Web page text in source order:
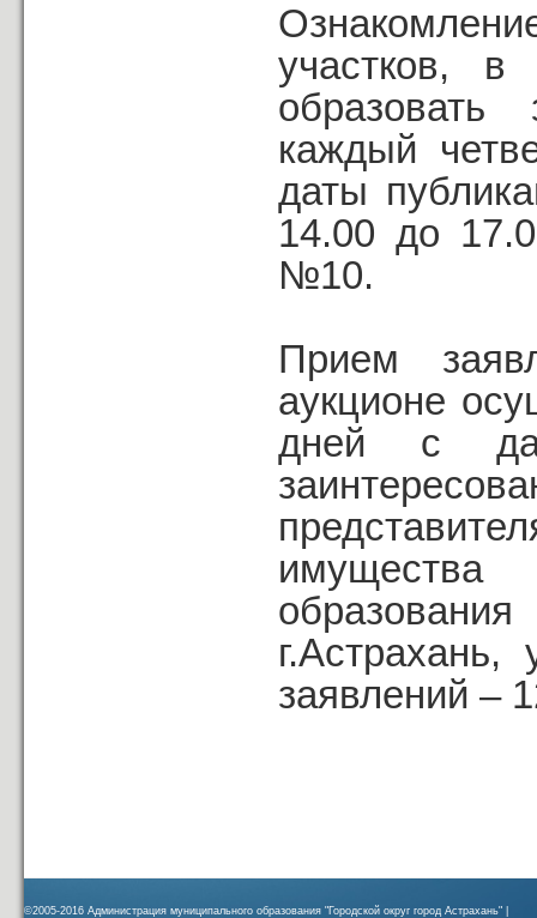
участков, в
образовать
каждый
даты
14.00 до
№10.
Прием
аукционе
дней с
имущества
заявлений –
©2005-2016 Администрация муниципального образования "Городской округ город Астрахань" |